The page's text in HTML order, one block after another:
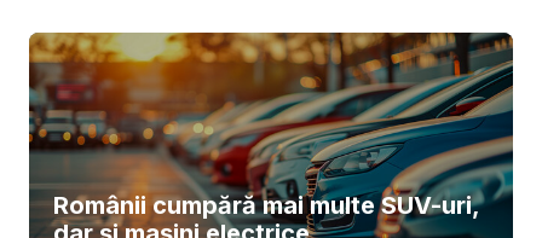
Românii cumpără mai multe SUV-uri,